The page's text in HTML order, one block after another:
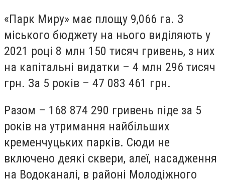
«Парк Миру» має площу 9,066 га. З
міського бюджету на нього виділяють у
2021 році 8 млн 150 тисяч гривень, з них
на капітальні видатки – 4 млн 296 тисяч
грн. За 5 років – 47 083 461 грн.
Разом – 168 874 290 гривень піде за 5
років на утримання найбільших
кременчуцьких парків. Сюди не
включено деякі сквери, алеї, насадження
на Водоканалі, в районі Молодіжного